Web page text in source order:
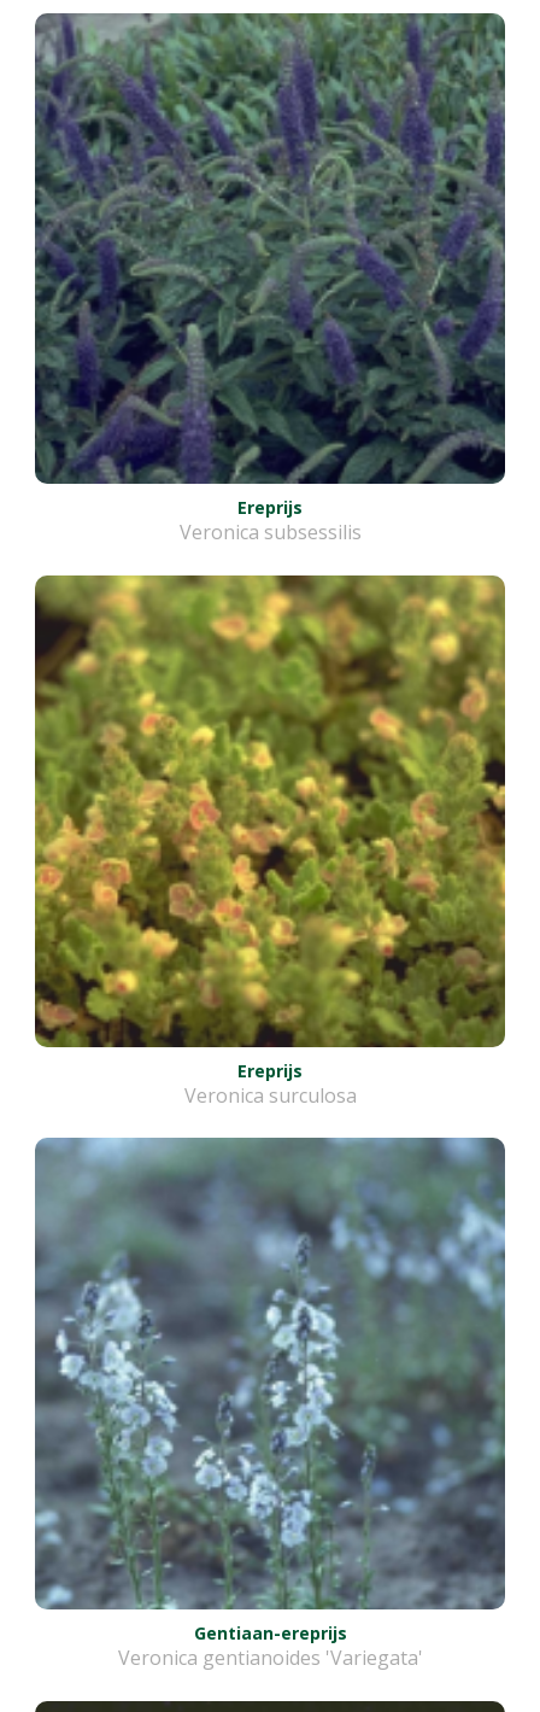
Ereprijs
Veronica subsessilis
Ereprijs
Veronica surculosa
Gentiaan-ereprijs
Veronica gentianoides 'Variegata'